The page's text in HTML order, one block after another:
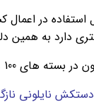
دارد به همین
و در کشور چین تولید میشود ،
دستکش نایلونی